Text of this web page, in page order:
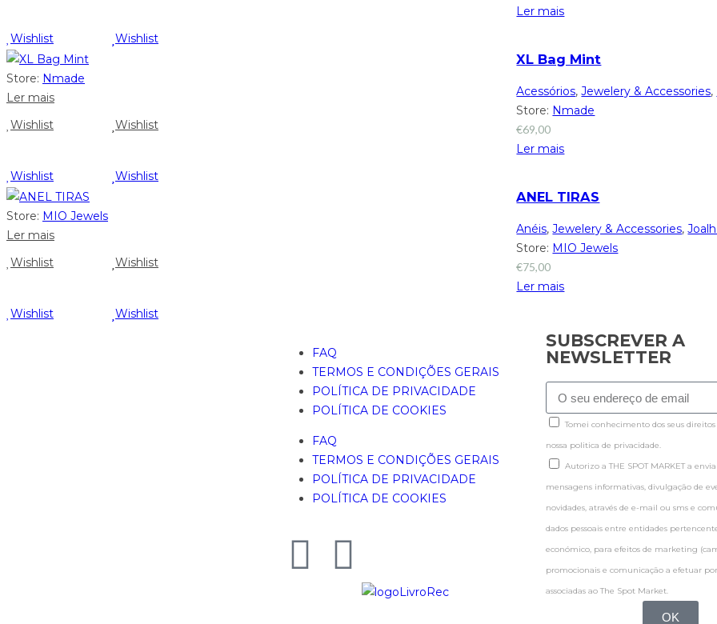
Ler mais
Wishlist
Wishlist
Store: Nmade
Ler mais
Wishlist
Wishlist
XL Bag Mint
Acessórios,Jewelery & Accessories,
Store: Nmade
€69,00
Ler mais
Wishlist
Wishlist
Store: MIO Jewels
Ler mais
Wishlist
Wishlist
ANEL TIRAS
Anéis,Jewelery & Accessories,
Store: MIO Jewels
€75,00
Ler mais
Wishlist
Wishlist
FAQ
TERMOS E CONDIÇÕES GERAIS
POLÍTICA DE PRIVACIDADE
POLÍTICA DE COOKIES
FAQ
TERMOS E CONDIÇÕES GERAIS
POLÍTICA DE PRIVACIDADE
POLÍTICA DE COOKIES
SUBSCREVER A
NEWSLETTER
Tomei conhecimento dos seus
nossa politica de privacidade.
Autorizo a THE SPOT MARKET a
mensagens informativas, divulgação de
novidades, através de e-mail ou sms e
dados pessoais entre entidades
económico, para efeitos de marketing
promocionais e comunicação a efetuar
associadas ao The Spot Market.
OK